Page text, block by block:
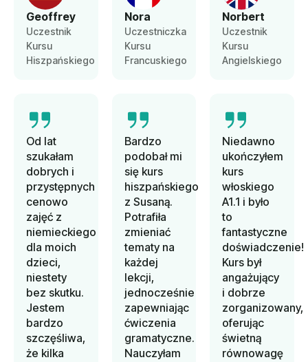
Geoffrey
Uczestnik
Kursu
Hiszpańskiego
Nora
Uczestniczka
Kursu
Francuskiego
Norbert
Uczestnik
Kursu
Angielskiego
Od lat
szukałam
dobrych i
przystępnych
cenowo
zajęć z
niemieckiego
dla moich
dzieci,
niestety
bez skutku.
Jestem
bardzo
szczęśliwa,
że kilka
Bardzo
podobał mi
się kurs
hiszpańskiego
z Susaną.
Potrafiła
zmieniać
tematy na
każdej
lekcji,
jednocześnie
zapewniając
ćwiczenia
gramatyczne.
Nauczyłam
Niedawno
ukończyłem
kurs
włoskiego
A1.1 i było
to
fantastyczne
doświadczenie!
Kurs był
angażujący
i dobrze
zorganizowany,
oferując
świetną
równowagę